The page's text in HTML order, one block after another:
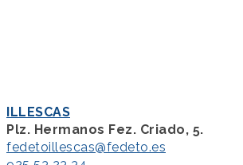
ILLESCAS
Plz. Hermanos Fez. Criado, 5.
fedetoillescas@fedeto.es